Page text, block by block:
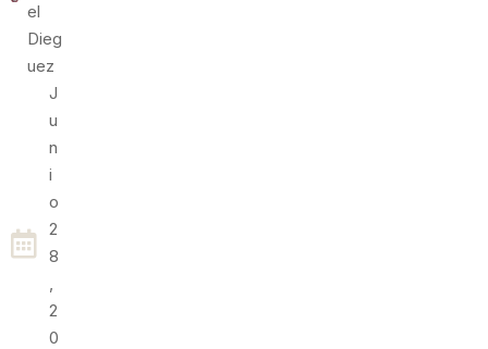
El
Dieg
Uez
J
U
N
I
O
2
8
,
2
0